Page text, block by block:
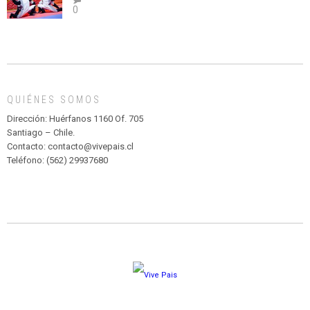
abuso”
Y
MADAGASCAR
PARQUE
HURATDO
0
QUIÉNES SOMOS
Dirección: Huérfanos 1160 Of. 705
Santiago – Chile.
Contacto: contacto@vivepais.cl
Teléfono: (562) 29937680